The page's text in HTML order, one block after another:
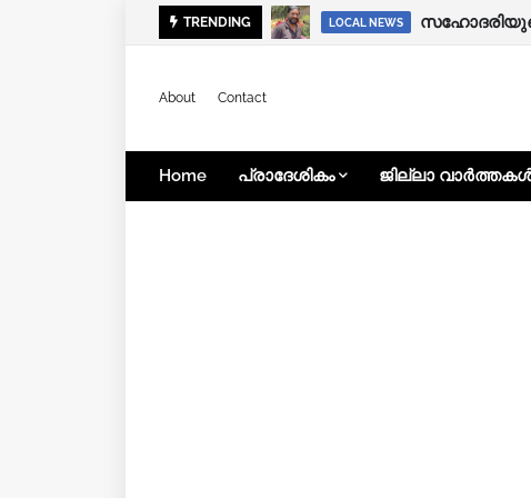
TRENDING LOCAL NEWS
KERALA NEWS അര്‍ജുന്‍
About Contact
Home പ്രാദേശികം ജില്ലാ